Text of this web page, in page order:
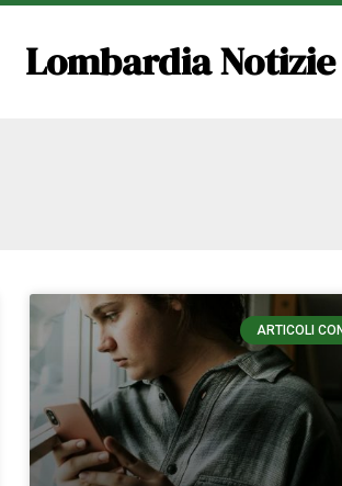
Lombardia Notizie
ARTICOLI